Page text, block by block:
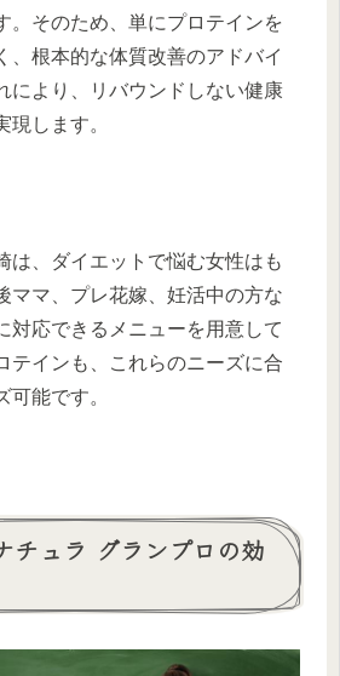
。そのため、単にプロテインを
、根本的な体質改善のアドバイ
により、リバウンドしない健康
現します。
は、ダイエットで悩む女性はも
ママ、プレ花嫁、妊活中の方な
対応できるメニューを用意して
テインも、これらのニーズに合
可能です。
チュラ グランプロの効